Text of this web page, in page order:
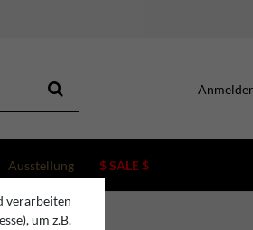
Ausstellung $ SALE $
verarbeiten
um z.B.